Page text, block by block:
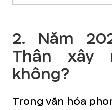
2. Năm
Thân
không?
Trong văn hóa